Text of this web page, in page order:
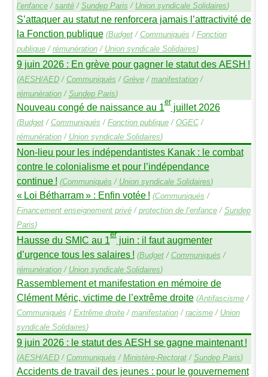
l’enfance/ santé/ SundepParis / Union syndicale Solidaires)
S’attaquer au statut ne renforcera jamais l’attractivité de
la Fonction publique (Budget/ Communiqués / Fonction
publique/ rémunération/ Union syndicale Solidaires)
9 juin 2026 : En grève pour gagner le statut des AESH !
(AESH/AED/ Communiqués / Grève/ manifestation/
rémunération/ SundepParis)
Nouveau congé de naissance au 1erjuillet 2026
(Budget/ Communiqués / Fonction publique/ OGEC/
rémunération/ Union syndicale Solidaires)
Non-lieu pour les indépendantistes Kanak : le combat
contre le colonialisme et pour l’indépendance
continue ! (Communiqués / Union syndicale Solidaires)
« Loi Bétharram» : Enfin votée ! (Communiqués /
Financement enseignement privé/ protection de l’enfance/ Sundep
Paris)
Hausse du SMIC au 1erjuin : il faut augmenter
d’urgence tous les salaires ! (Budget/ Communiqués /
rémunération/ Union syndicale Solidaires)
Rassemblement et manifestation en mémoire de
Clément Méric, victime de l’extrême droite (Antifascisme/
Communiqués / Extrême droite/ manifestation/ racisme/ Union
syndicale Solidaires)
9 juin 2026 : le statut des AESH se gagne maintenant !
(AESH/AED/ Communiqués / Ministère-Rectorat/ SundepParis)
Accidents de travail des jeunes : pour le gouvernement